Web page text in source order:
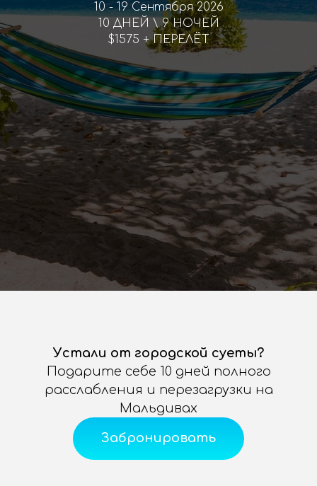
10 - 19 Cентября 2026
10 ДНЕЙ \ 9 НОЧЕЙ
$1575 + ПЕРЕЛЁТ
Устали от городской суеты?
Подарите себе 10 дней полного
расслабления и перезагрузки на
Мальдивах
Забронировать